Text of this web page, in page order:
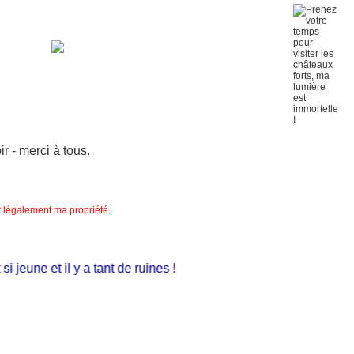
- merci à tous.
légalement ma propriété.
et il y a tant de ruines !